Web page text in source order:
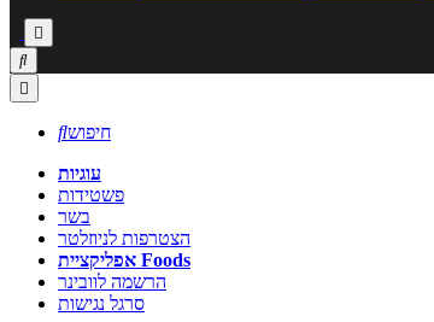



חיפוש
עוגיות
פשטידות
בשר
הצטרפות לניוזלטר
אפליקציית Foods
הרשמה לוובינר
סרגל נגישות